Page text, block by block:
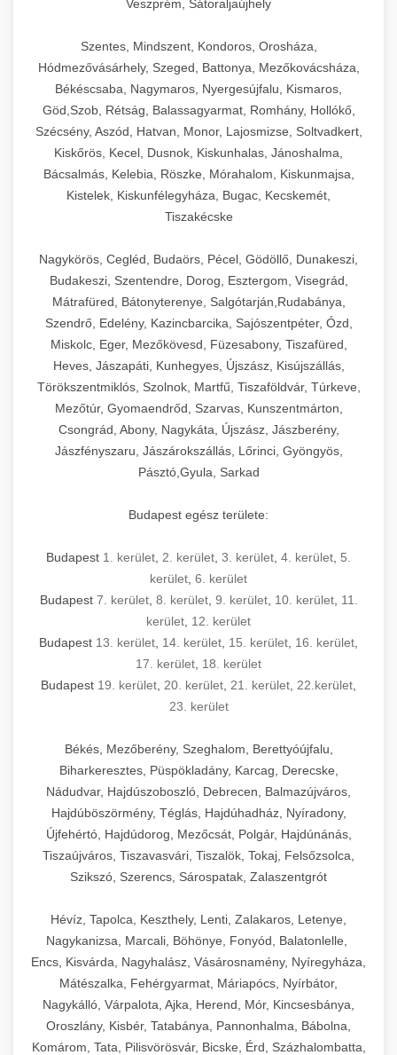
Veszprém, Sátoraljaújhely
Szentes, Mindszent, Kondoros, Orosháza,
Hódmezővásárhely, Szeged, Battonya, Mezőkovácsháza,
Békéscsaba, Nagymaros, Nyergesújfalu, Kismaros,
Göd,Szob, Rétság, Balassagyarmat, Romhány, Hollókő,
Szécsény, Aszód, Hatvan, Monor, Lajosmizse, Soltvadkert,
Kiskőrös, Kecel, Dusnok, Kiskunhalas, Jánoshalma,
Bácsalmás, Kelebia, Röszke, Mórahalom, Kiskunmajsa,
Kistelek, Kiskunfélegyháza, Bugac, Kecskemét,
Tiszakécske
Nagykörös, Cegléd, Budaörs, Pécel, Gödöllő, Dunakeszi,
Budakeszi, Szentendre, Dorog, Esztergom, Visegrád,
Mátrafüred, Bátonyterenye, Salgótarján,Rudabánya,
Szendrő, Edelény, Kazincbarcika, Sajószentpéter, Ózd,
Miskolc, Eger, Mezőkövesd, Füzesabony, Tiszafüred,
Heves, Jászapáti, Kunhegyes, Újszász, Kisújszállás,
Törökszentmiklós, Szolnok, Martfű, Tiszaföldvár, Túrkeve,
Mezőtúr, Gyomaendrőd, Szarvas, Kunszentmárton,
Csongrád, Abony, Nagykáta, Újszász, Jászberény,
Jászfényszaru, Jászárokszállás, Lőrinci, Gyöngyös,
Pásztó,Gyula, Sarkad
Budapest egész területe:
Budapest 1. kerület 2. kerület 3. kerület 4. kerület 5.
kerület 6. kerület
Budapest 7. kerület, 8. kerület, 9. kerület, 10. kerület, 11.
kerület 12. kerület
Budapest 13. kerület 14. kerület 15. kerület 16. kerület
17. kerület 18. kerület
Budapest 19. kerület 20. kerület 21. kerület 22.kerület
23. kerület
Békés, Mezőberény, Szeghalom, Berettyóújfalu,
Biharkeresztes, Püspökladány, Karcag, Derecske,
Nádudvar, Hajdúszoboszló, Debrecen, Balmazújváros,
Hajdúböszörmény, Téglás, Hajdúhadház, Nyíradony,
Újfehértó, Hajdúdorog, Mezőcsát, Polgár, Hajdúnánás,
Tiszaújváros, Tiszavasvári, Tiszalök, Tokaj, Felsőzsolca,
Szikszó, Szerencs, Sárospatak, Zalaszentgrót
Hévíz, Tapolca, Keszthely, Lenti, Zalakaros, Letenye,
Nagykanizsa, Marcali, Böhönye, Fonyód, Balatonlelle,
Encs, Kisvárda, Nagyhalász, Vásárosnamény, Nyíregyháza,
Mátészalka, Fehérgyarmat, Máriapócs, Nyírbátor,
Nagykálló, Várpalota, Ajka, Herend, Mór, Kincsesbánya,
Oroszlány, Kisbér, Tatabánya, Pannonhalma, Bábolna,
Komárom, Tata, Pilisvörösvár, Bicske, Érd, Százhalombatta,